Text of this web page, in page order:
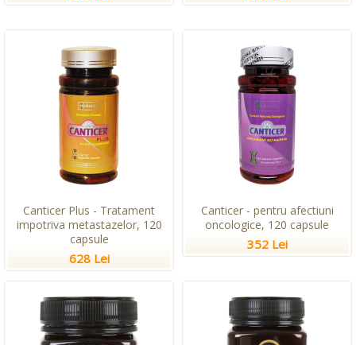
Canticer Plus - Tratament
impotriva metastazelor, 120
capsule
628 Lei
Canticer - pentru afectiuni
oncologice, 120 capsule
352 Lei